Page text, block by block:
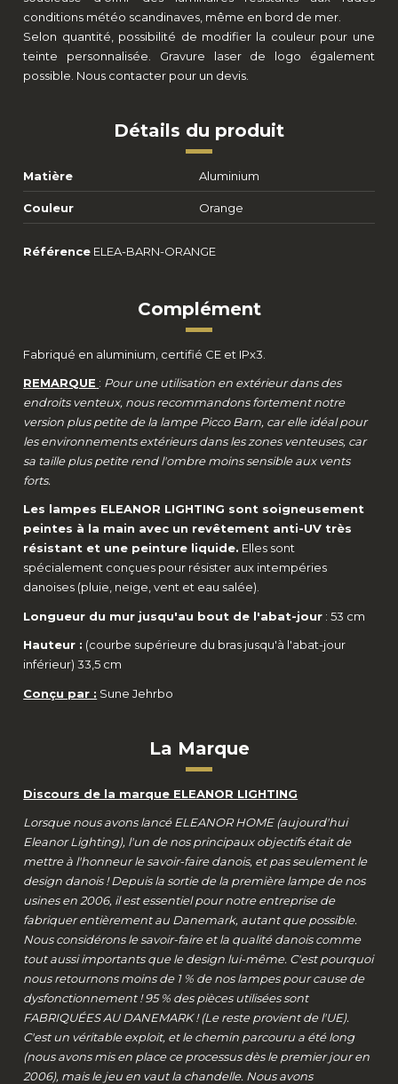
conditions météo scandinaves, même en bord de mer.
Selon quantité, possibilité de modifier la couleur pour une
teinte personnalisée. Gravure laser de logo également
possible. Nous contacter pour un devis.
Détails du produit
Matière Aluminium
Couleur Orange
Référence ELEA-BARN-ORANGE
Complément
Fabriqué en aluminium, certifié CE et IPx3.
REMARQUE : Pour une utilisation en extérieur dans des
endroits venteux, nous recommandons fortement notre
version plus petite de la lampe Picco Barn, car elle idéal pour
les environnements extérieurs dans les zones venteuses, car
sa taille plus petite rend l'ombre moins sensible aux vents
forts.
Les lampes ELEANOR LIGHTING sont soigneusement
peintes à la main avec un revêtement anti-UV très
résistant et une peinture liquide. Elles sont
spécialement conçues pour résister aux intempéries
danoises (pluie, neige, vent et eau salée).
Longueur du mur jusqu'au bout de l'abat-jour : 53 cm
Hauteur : (courbe supérieure du bras jusqu'à l'abat-jour
inférieur) 33,5 cm
Conçu par : Sune Jehrbo
La Marque
Discours de la marque ELEANOR LIGHTING
Lorsque nous avons lancé ELEANOR HOME (aujourd'hui
Eleanor Lighting), l'un de nos principaux objectifs était de
mettre à l'honneur le savoir-faire danois, et pas seulement le
design danois ! Depuis la sortie de la première lampe de nos
usines en 2006, il est essentiel pour notre entreprise de
fabriquer entièrement au Danemark, autant que possible.
Nous considérons le savoir-faire et la qualité danois comme
tout aussi importants que le design lui-même. C'est pourquoi
nous retournons moins de 1 % de nos lampes pour cause de
dysfonctionnement ! 95 % des pièces utilisées sont
FABRIQUÉES AU DANEMARK ! (Le reste provient de l'UE).
C'est un véritable exploit, et le chemin parcouru a été long
(nous avons mis en place ce processus dès le premier jour en
2006), mais le jeu en vaut la chandelle. Nous avons